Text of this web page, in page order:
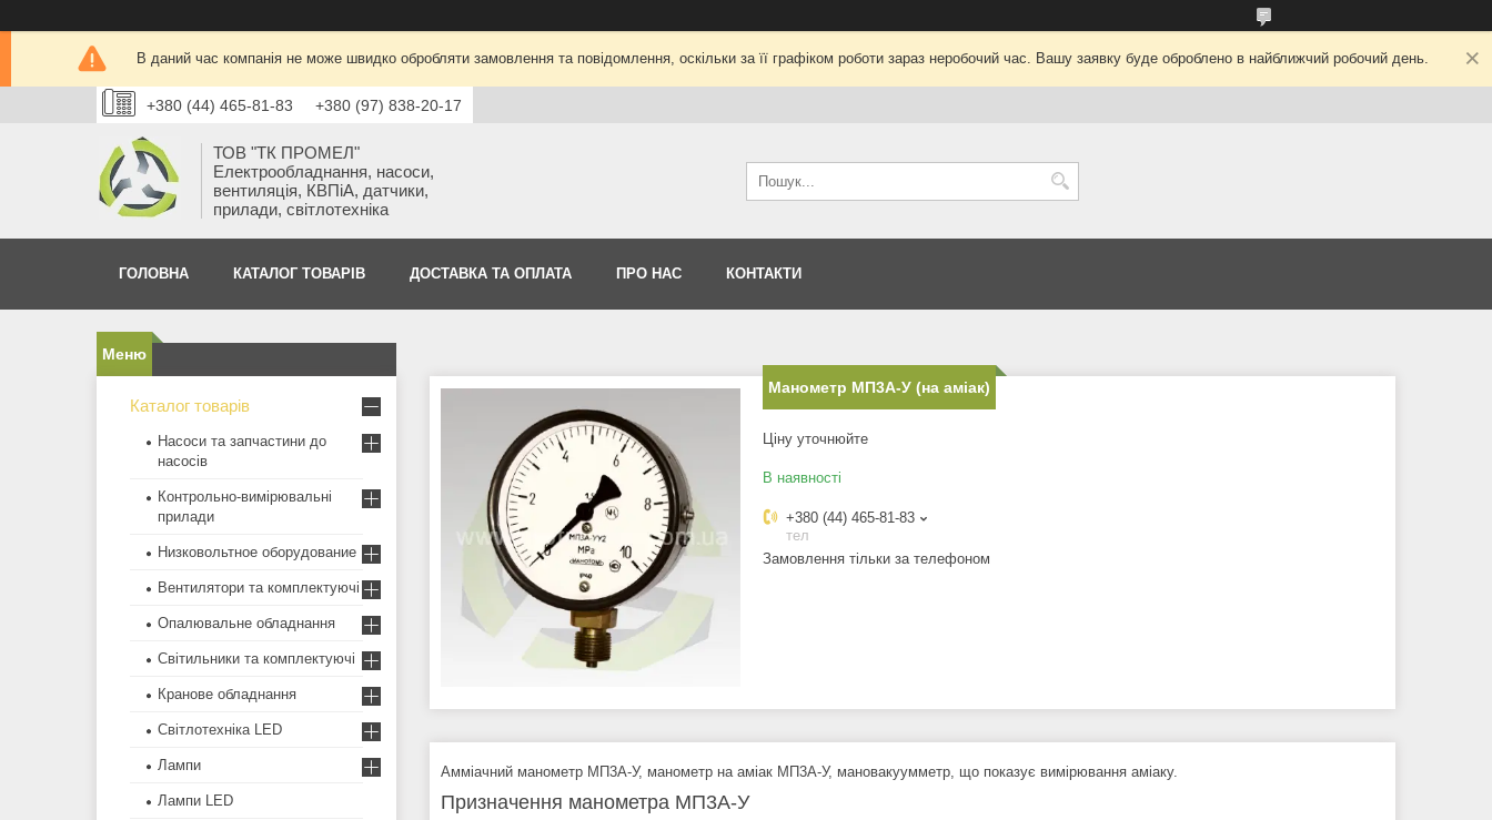
В даний час компанія не може швидко обробляти замовлення та повідомлення, оскільки за її графіком роботи зараз неробочий час. Вашу заявку буде оброблено в найближчий робочий день.
+380 (44) 465-81-83 +380 (97) 838-20-17
ТОВ "ТК ПРОМЕЛ"
Електрообладнання, насоси,
вентиляція, КВПіА, датчики,
прилади, світлотехніка
ГОЛОВНА КАТАЛОГ ТОВАРІВ ДОСТАВКА ТА ОПЛАТА ПРО НАС КОНТАКТИ
Манометр МП3А-У (на аміак)
Ціну уточнюйте
В наявності
+380 (44) 465-81-83
тел
Замовлення тільки за телефоном
Амміачний манометр МП3А-У, манометр на аміак МП3А-У, мановакуумметр, що показує вимірювання аміаку.
Призначення манометра МП3А-У
Каталог товарів
Насоси та запчастини до
насосів
Контрольно-вимірювальні
прилади
Низковольтное оборудование
Вентилятори та комплектуючі
Опалювальне обладнання
Світильники та комплектуючі
Кранове обладнання
Світлотехніка LED
Лампи
Лампи LED